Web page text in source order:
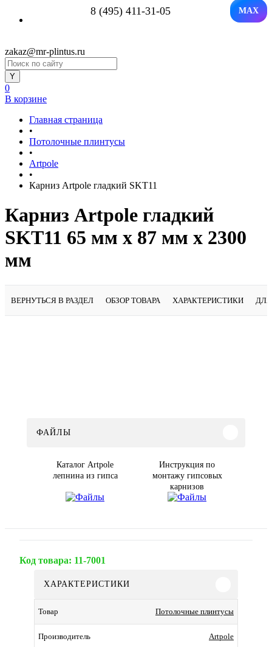
8 (495) 411-31-05 MAX
zakaz@mr-plintus.ru
0
В корзине
Главная страница
•
Потолочные плинтусы
•
Artpole
•
Карниз Artpole гладкий SKT11
Карниз Artpole гладкий
SKT11 65 мм х 87 мм х 2300
мм
ВЕРНУТЬСЯ В РАЗДЕЛ ОБЗОР ТОВАРА ХАРАКТЕРИСТИКИ
ФАЙЛЫ
Каталог Artpole
лепнина из гипса
Инструкция по
монтажу гипсовых
карнизов
Код товара: 11-7001
ХАРАКТЕРИСТИКИ
Товар Потолочные плинтусы
Производитель Artpole